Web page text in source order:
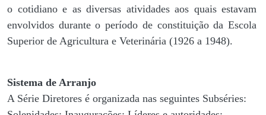
o cotidiano e as diversas atividades aos quais estavam
envolvidos durante o período de constituição da Escola
Superior de Agricultura e Veterinária (1926 a 1948).
Sistema de Arranjo
A Série Diretores é organizada nas seguintes Subséries: